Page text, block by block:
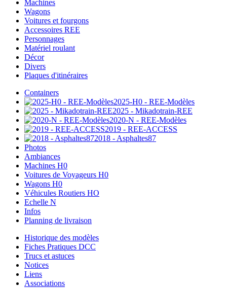
Machines
Wagons
Voitures et fourgons
Accessoires REE
Personnages
Matériel roulant
Décor
Divers
Plaques d'itinéraires
Containers
2025-H0 - REE-Modèles
2025 - Mikadotrain-REE
2020-N - REE-Modèles
2019 - REE-ACCESS
2018 - Asphaltes87
Photos
Ambiances
Machines H0
Voitures de Voyageurs H0
Wagons H0
Véhicules Routiers HO
Echelle N
Infos
Planning de livraison
Historique des modèles
Fiches Pratiques DCC
Trucs et astuces
Notices
Liens
Associations